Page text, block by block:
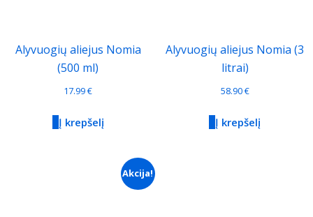
Alyvuogių aliejus Nomia
(500 ml)
17.99€
Į krepšelį
Alyvuogių aliejus Nomia (3
litrai)
58.90€
Į krepšelį
Akcija!